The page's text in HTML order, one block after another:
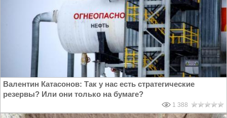
Валентин Катасонов: Так у нас есть стратегические
резервы? Или они только на бумаге?
1 388